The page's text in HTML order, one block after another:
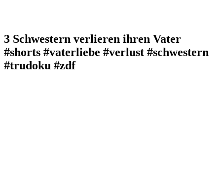
3 Schwestern verlieren ihren Vater
#shorts #vaterliebe #verlust #schwestern
#trudoku #zdf